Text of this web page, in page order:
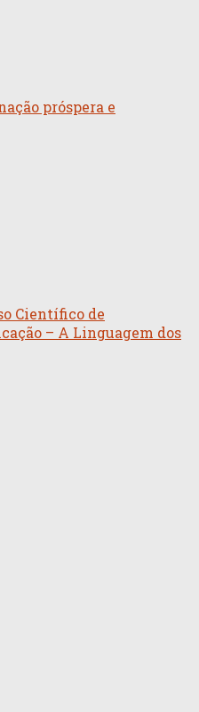
próspera e
Científico de
– A Linguagem dos